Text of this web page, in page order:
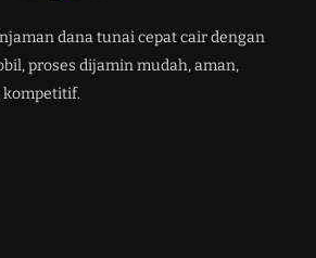
dana tunai cepat cair dengan
proses dijamin mudah, aman,
kompetitif.